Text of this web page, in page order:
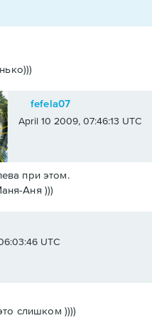
fefela07
April 10 2009, 07:46:13 UTC
при этом.
Аня )))
UTC
слишком ))))